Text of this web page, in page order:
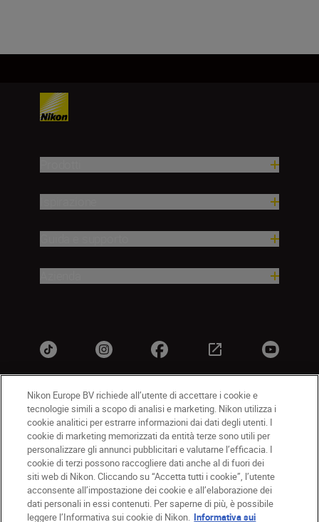
IT Nikon Sites
Contattateci
Informativa sulla privacy
Termini di utilizzo
Informativa sui cookie
Impostazioni dei cookie
© 2026 Nikon
Nikon Europe BV richiede all’utente di accettare i cookie e
tecnologie simili a scopo di analisi e marketing. Nikon utilizza i
cookie analitici per estrarre informazioni dai dati degli utenti. I
cookie di marketing memorizzati da entità terze sono utili per
personalizzare gli annunci pubblicitari e valutarne l’efficacia. I
cookie di terzi possono raccogliere dati anche al di fuori dei
siti web di Nikon. Cliccando su “Accetta tutti i cookie”, l’utente
acconsente all’impostazione dei cookie e all’elaborazione dei
dati personali in essi contenuti. Per saperne di più, è possibile
leggere l’Informativa sui cookie di Nikon. Informativa sui